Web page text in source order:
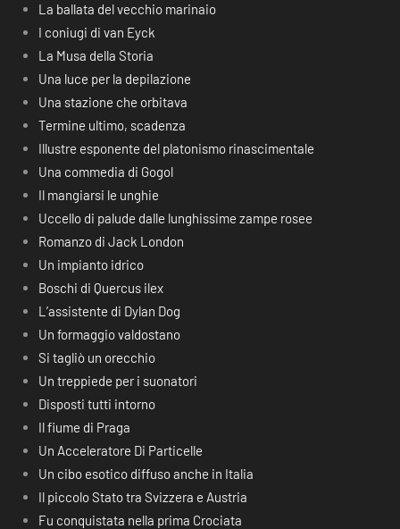
La ballata del vecchio marinaio
I coniugi di van Eyck
La Musa della Storia
Una luce per la depilazione
Una stazione che orbitava
Termine ultimo, scadenza
Illustre esponente del platonismo rinascimentale
Una commedia di Gogol
Il mangiarsi le unghie
Uccello di palude dalle lunghissime zampe rosee
Romanzo di Jack London
Un impianto idrico
Boschi di Quercus ilex
L’assistente di Dylan Dog
Un formaggio valdostano
Si tagliò un orecchio
Un treppiede per i suonatori
Disposti tutti intorno
Il fiume di Praga
Un Acceleratore Di Particelle
Un cibo esotico diffuso anche in Italia
Il piccolo Stato tra Svizzera e Austria
Fu conquistata nella prima Crociata